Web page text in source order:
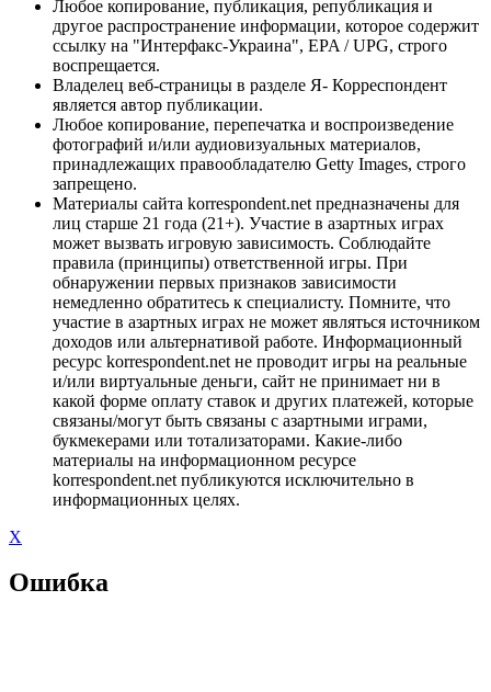
Любое копирование, публикация, републикация и
другое распространение информации, которое содержит
ссылку на "Интерфакс-Украина", EPA / UPG, строго
воспрещается.
Владелец веб-страницы в разделе Я- Корреспондент
является автор публикации.
Любое копирование, перепечатка и воспроизведение
фотографий и/или аудиовизуальных материалов,
принадлежащих правообладателю Getty Images, строго
запрещено.
Материалы сайта korrespondent.net предназначены для
лиц старше 21 года (21+). Участие в азартных играх
может вызвать игровую зависимость. Соблюдайте
правила (принципы) ответственной игры. При
обнаружении первых признаков зависимости
немедленно обратитесь к специалисту. Помните, что
участие в азартных играх не может являться источником
доходов или альтернативой работе. Информационный
ресурс korrespondent.net не проводит игры на реальные
и/или виртуальные деньги, сайт не принимает ни в
какой форме оплату ставок и других платежей, которые
связаны/могут быть связаны с азартными играми,
букмекерами или тотализаторами. Какие-либо
материалы на информационном ресурсе
korrespondent.net публикуются исключительно в
информационных целях.
X
Ошибка